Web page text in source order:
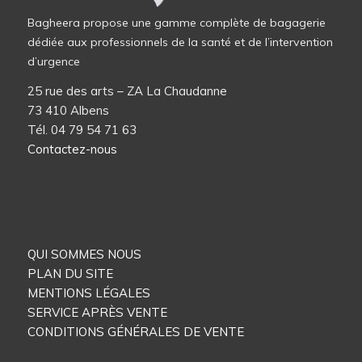
Bagheera propose une gamme complète de bagagerie
dédiée aux professionnels de la santé et de l’intervention
d’urgence
25 rue des arts – ZA La Chaudanne
73 410 Albens
Tél. 04 79 54 71 63
Contactez-nous
QUI SOMMES NOUS
PLAN DU SITE
MENTIONS LÉGALES
SERVICE APRÈS VENTE
CONDITIONS GÉNÉRALES DE VENTE